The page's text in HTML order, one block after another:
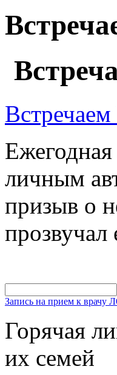
личным
призыв о
Запись на прием к врачу
Горячая
их семей